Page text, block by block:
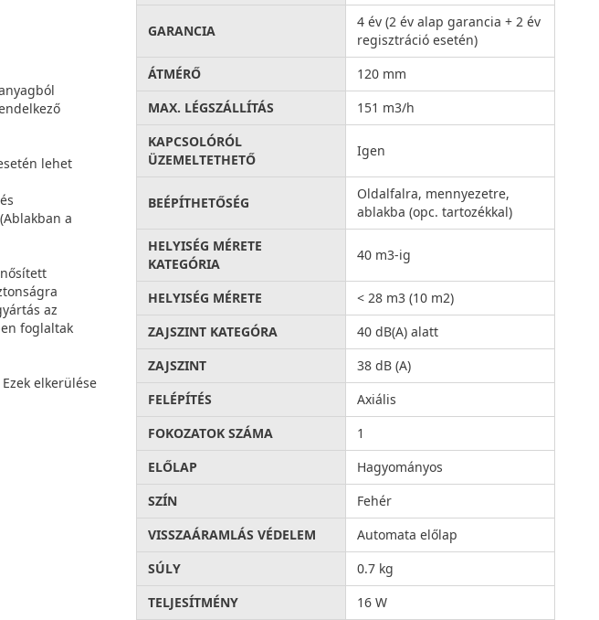
lehet
a
az
foglaltak
elkerülése
GARANCIA
4 év (2 év alap garancia + 2 év
regisztráció esetén)
ÁTMÉRŐ
120 mm
MAX. LÉGSZÁLLÍTÁS
151 m3/h
KAPCSOLÓRÓL
ÜZEMELTETHETŐ
Igen
BEÉPÍTHETŐSÉG
Oldalfalra, mennyezetre,
ablakba (opc. tartozékkal)
HELYISÉG MÉRETE
KATEGÓRIA
40 m3-ig
HELYISÉG MÉRETE
< 28 m3 (10 m2)
ZAJSZINT KATEGÓRA
40 dB(A) alatt
ZAJSZINT
38 dB (A)
FELÉPÍTÉS
Axiális
FOKOZATOK SZÁMA
1
ELŐLAP
Hagyományos
SZÍN
Fehér
VISSZAÁRAMLÁS VÉDELEM
Automata előlap
SÚLY
0.7 kg
TELJESÍTMÉNY
16 W